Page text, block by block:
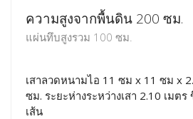
ความสูงจากพื้นดิน 200 ซม.
แผ่นทึบสูงรวม 100 ซม.
เสาลวดหนามไอ 11 ซม x 11 ซม x
ซม. ระยะห่างระหว่างเสา 2.10 เมต
เส้น